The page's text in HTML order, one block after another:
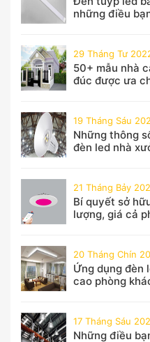
những điều
29 Tháng Tư
50+ mẫu nhà
đúc được ưa
19 Tháng Sáu
Những thông
đèn led nhà
21 Tháng Bảy
Bí quyết sở
lượng, giá cả
20 Tháng Chín
Ứng dụng đèn
cao phòng
17 Tháng Sáu
Những điều